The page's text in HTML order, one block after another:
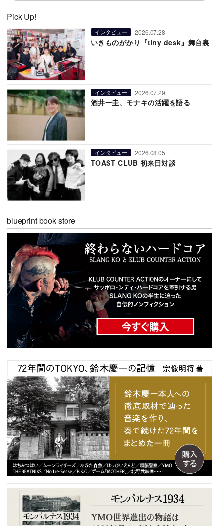
Pick Up!
インタビュー 2026.07.28
いきものがかり『tiny desk』舞台裏
インタビュー 2026.07.29
酒井一圭、モナキの活躍を語る
インタビュー 2026.08.05
TOAST CLUB 初来日対談
blueprint book store